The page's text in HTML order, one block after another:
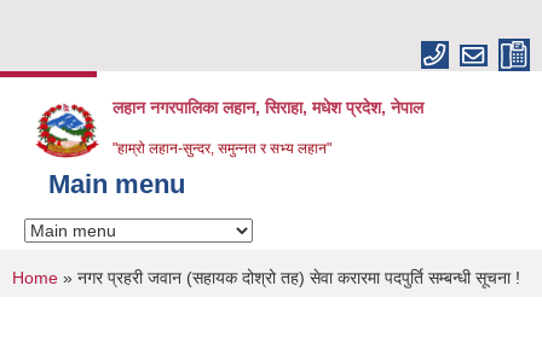
लहान नगरपालिका लहान, सिराहा, मधेश प्रदेश, नेपाल
"हाम्रो लहान-सुन्दर, समुन्नत र सभ्य लहान"
Main menu
You are here
Home » नगर प्रहरी जवान (सहायक दोश्रो तह) सेवा करारमा पदपुर्ति सम्बन्धी सूचना !